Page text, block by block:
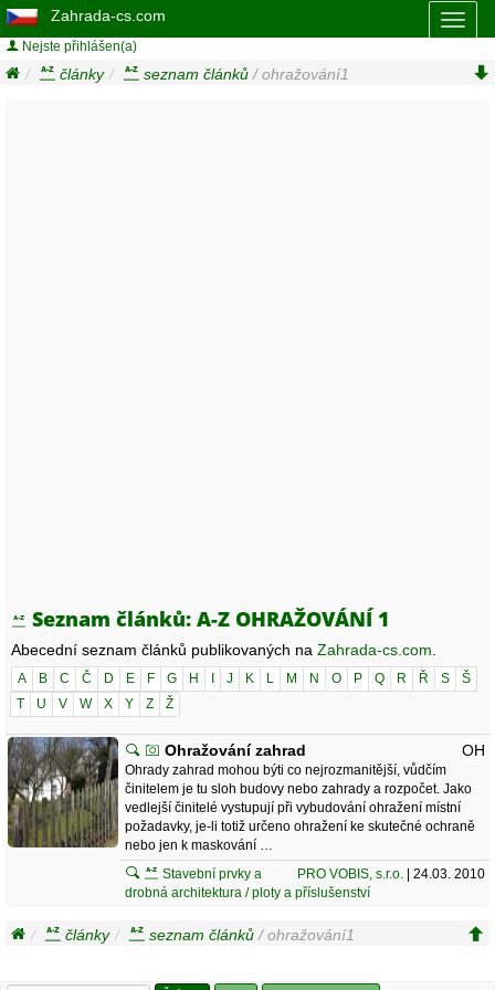
Zahrada-cs.com
Nejste přihlášen(a)
články seznam článků / ohražování1
Seznam článků: A-Z OHRAŽOVÁNÍ 1
Abecední seznam článků publikovaných na Zahrada-cs.com
A B C Č D E F G H J K L M N O P Q R Ř S
Š
T
U V W X Y Z Ž
Ohražování zahrad OH
Ohrady zahrad mohou býti co nejrozmanitější, vůdčím
činitelem je tu sloh budovy nebo zahrady a rozpočet. Jako
vedlejší činitelé vystupují při vybudování ohražení místní
požadavky, je-li totiž určeno ohražení ke skutečné ochraně
nebo jen k maskování …
PRO VOBIS, s.r.o. | 24.03. 2010
Stavební prvky a
drobná architektura / ploty a příslušenství
články seznam článků / ohražování1